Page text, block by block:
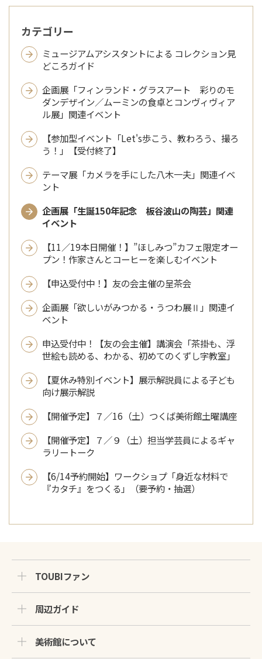
カテゴリー
ミュージアムアシスタントによる コレクション見
どころガイド
企画展「フィンランド・グラスアート 彩りのモ
ダンデザイン／ムーミンの食卓とコンヴィヴィア
ル展」関連イベント
【参加型イベント「Let's歩こう、教わろう、撮ろ
う！」【受付終了】
テーマ展「カメラを手にした八木一夫」関連イベ
ント
企画展「生誕150年記念 板谷波山の陶芸」関連
イベント
【11／19本日開催！】”ほしみつ”カフェ限定オー
プン！作家さんとコーヒーを楽しむイベント
【申込受付中！】友の会主催の呈茶会
企画展「欲しいがみつかる・うつわ展Ⅱ」関連イ
ベント
申込受付中！【友の会主催】講演会「茶掛も、浮
世絵も読める、わかる、初めてのくずし字教室」
【夏休み特別イベント】展示解説員による子ども
向け展示解説
【開催予定】７／16（土）つくば美術館土曜講座
【開催予定】７／９（土）担当学芸員によるギャ
ラリートーク
【6/14予約開始】ワークショプ「身近な材料で
『カタチ』をつくる」（要予約・抽選）
TOUBIファン
周辺ガイド
美術館について